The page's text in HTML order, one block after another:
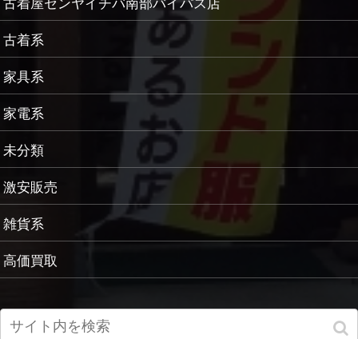
古着屋センヤイチバ南部バイパス店
古着系
家具系
家電系
未分類
激安販売
雑貨系
高価買取